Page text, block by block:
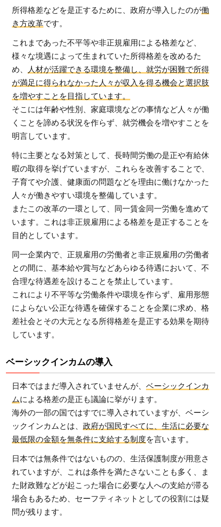
所得格差などを是正するために、政府が導入したのが働
き方改革です。
これまであった不平等や非正規雇用による格差など、
様々な境遇によって生まれていた所得格差を改めるた
め、
人材が活躍できる環境を整備し、就労が困難で所得
が満足に得られなかった人々が収入を得る機会と選択肢
を増やすことを目指しています。
そこには年齢や性別、家庭環境などの事情など人々が働
くことを諦める状況を作らず、就労機会を増やすことを
明言しています。
特に主要となる対策として、長時間労働の是正や有給休
暇の取得を挙げていますが、これらを改善することで、
子育てや介護、健康面の問題などを理由に働けなかった
人々が働きやすい環境を整備しています。
またこの改革の一環として、同一賃金同一労働を進めて
います。これは非正規雇用による格差を是正することを
目的としています。
同一企業内で、正規雇用の労働者と非正規雇用の労働者
との間に、基本給や賞与などあらゆる待遇において、不
合理な待遇差を設けることを禁止しています。
これにより不平等な労働条件や環境を作らず、雇用形態
によらない公正な待遇を確保することを企業に求め、格
差社会とその大元となる所得格差を是正する効果を期待
しています。
ベーシックインカムの導入
日本ではまだ導入されていませんが、 ベーシックインカ
ムによる格差の是正も議論に挙がります。
海外の一部の国ではすでに導入されていますが、ベーシ
ックインカムとは、 政府が国民すべてに、生活に必要な
最低限の金額を無条件に支給する制度を言います。
日本では無条件ではないものの、生活保護制度が用意さ
れていますが、これは条件を満たさないことも多く、ま
た財政難などが起こった場合に必要な人への支給が滞る
場合もあるため、セーフティネットとしての役割には疑
問が残ります。